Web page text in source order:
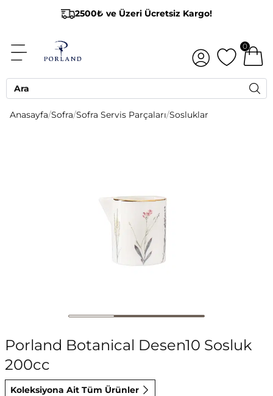
2500₺ ve Üzeri Ücretsiz Kargo!
0
Anasayfa/Sofra/Sofra Servis Parçaları/Sosluklar
Porland Botanical Desen10 Sosluk
200cc
Koleksiyona Ait Tüm Ürünler